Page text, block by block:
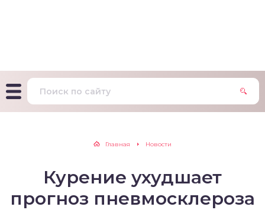
Главная Новости
Курение ухудшает
прогноз пневмосклероза
на определение типа
поведения
зависимости
курильщика –
расчет